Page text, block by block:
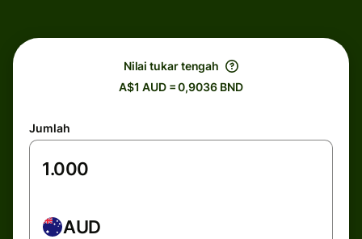
Nilai tukar tengah
A$1 AUD = 0,9036 BND
Jumlah
AUD